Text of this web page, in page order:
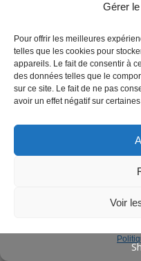
Gérer
Pour offrir les meilleures
telles que les cookies pour
appareils. Le fait de consentir à
des données telles que le
sur ce site. Le fait de ne pas
avoir un effet négatif sur
Voir
receding
between a
a homogeneous
Struct.43(2006)
hard high-
(2006) 2933-
NguyenHuynh
segment
Publications
Vulgarisation
Evènements
Contact